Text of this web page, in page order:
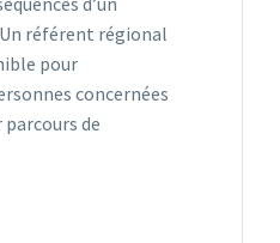
référent régional
pour
concernées
de